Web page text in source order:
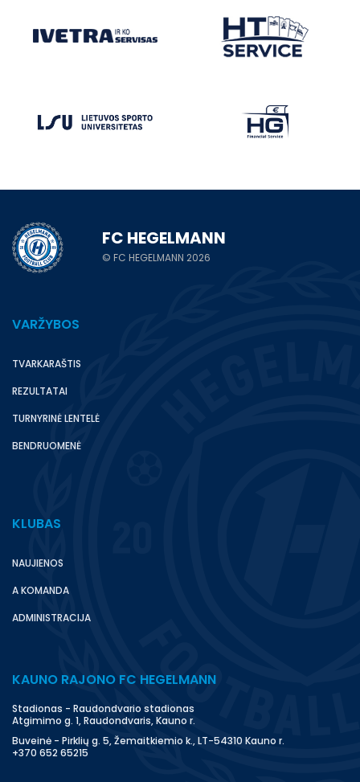
FC HEGELMANN
© FC HEGELMANN 2026
VARŽYBOS
TVARKARAŠTIS
REZULTATAI
TURNYRINĖ LENTELĖ
BENDRUOMENĖ
KLUBAS
NAUJIENOS
A KOMANDA
ADMINISTRACIJA
KAUNO RAJONO FC HEGELMANN
Stadionas - Raudondvario stadionas
Atgimimo g. 1, Raudondvaris, Kauno r.
Buveinė - Pirklių g. 5, Žemaitkiemio k., LT-54310 Kauno r.
+370 652 65215